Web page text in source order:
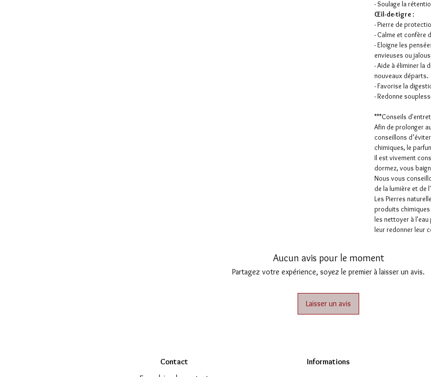
- Soulage la
Œil-de-tigre :
- Pierre de
- Calme et confère
- Eloigne les
envieuses ou
- Aide à éliminer la
nouveaux départs.
- Favorise la
- Redonne
***Conseils
Afin de prolonger
conseillons
chimiques, le
Il est vivement
dormez, vous
Nous vous
de la lumière et de
Les Pierres
produits
les nettoyer à
leur redonner leur
Aucun avis pour le moment
Partagez votre expérience, soyez le premier à laisser un avis.
Laisser un avis
Contact
Informations